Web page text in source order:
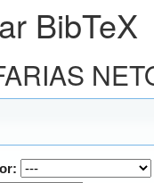
BibTeX